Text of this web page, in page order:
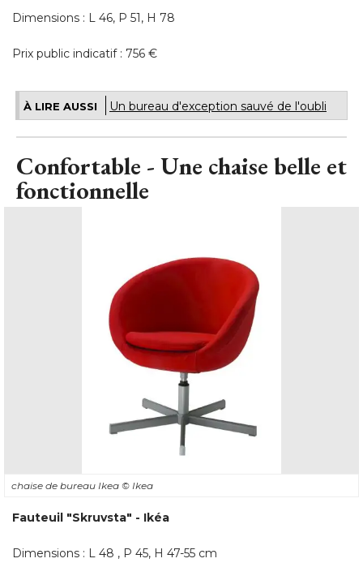
Dimensions : L 46, P 51, H 78
Prix public indicatif : 756 €
À LIRE AUSSI Un bureau d'exception sauvé de l'oubli
Confortable - Une chaise belle et
fonctionnelle
chaise de bureau Ikea © Ikea
Fauteuil "Skruvsta" - Ikéa
Dimensions : L 48 , P 45, H 47-55 cm